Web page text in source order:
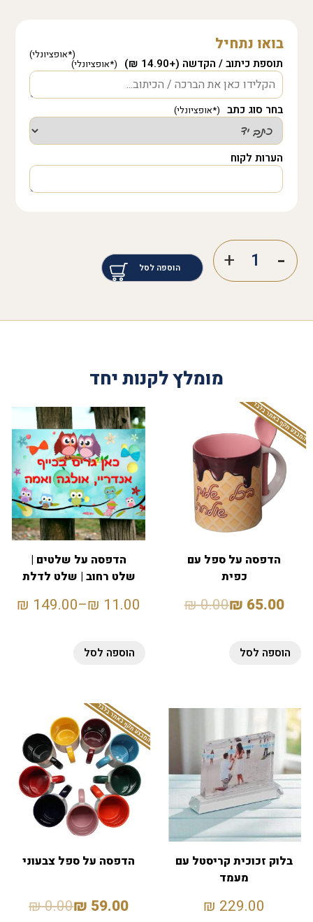
בואו נתחיל
תוספת כיתוב / הקדשה (+14.90 ₪)
בחר סוג כתב
הערות לקוח
הוספה לסל
מומלץ לקנות יחד
המבצע תקף באתר בלבד
הדפסה על ספל עם
כפית
65.00
₪
0.00
₪
הוספה לסל
הדפסה על שלטים |
שלט רחוב | שלט לדלת
11.00
₪
–
149.00
₪
הוספה לסל
בלוק זכוכית קריסטל עם
מעמד
229.00
₪
המבצע תקף באתר בלבד
הדפסה על ספל צבעוני
59.00
₪
0.00
₪